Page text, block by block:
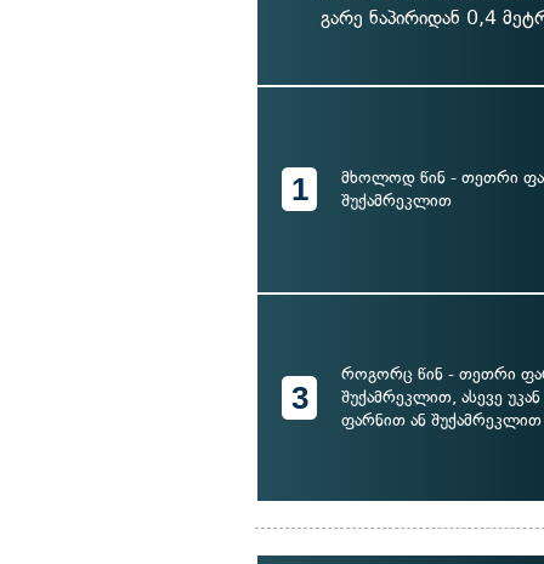
გარე ნაპირიდან 0,4
1
მხოლოდ წინ - თეთრი
შუქამრეკლით
3
როგორც წინ - თეთრი
შუქამრეკლით, ასევე
ფარნით ან შუქამრეკლით